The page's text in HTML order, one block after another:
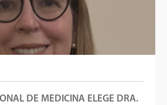
DE MEDICINA ELEGE DRA.